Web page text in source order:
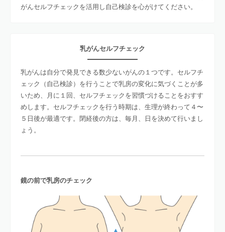
がんセルフチェックを活用し自己検診を心がけてください。
乳がんセルフチェック
乳がんは自分で発見できる数少ないがんの１つです。セルフチ
ェック（自己検診）を行うことで乳房の変化に気づくことが多
いため、月に１回、セルフチェックを習慣づけることをおすす
めします。セルフチェックを行う時期は、生理が終わって４〜
５日後が最適です。閉経後の方は、毎月、日を決めて行いまし
ょう。
鏡の前で乳房のチェック